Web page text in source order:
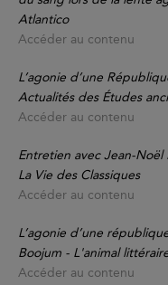
Atlantico
Accéder au contenu
L’agonie d’une
Actualités des Études
Accéder au contenu
Entretien avec Jean-Noël
La Vie des Classiques
Accéder au contenu
L’agonie d’une
Boojum - L'animal
Accéder au contenu